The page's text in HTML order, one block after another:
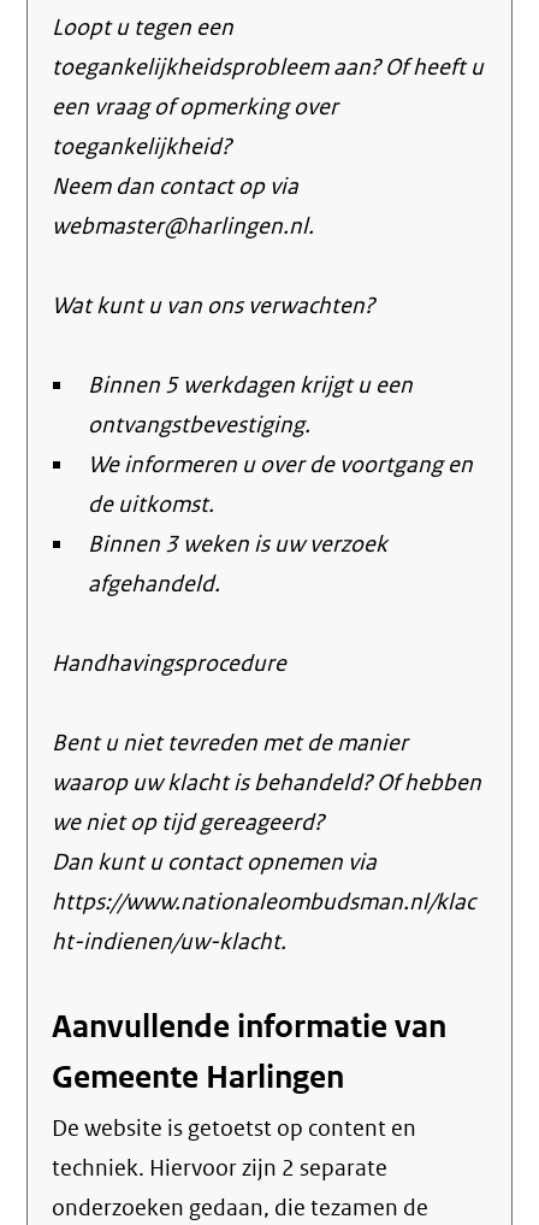
Loopt u tegen een
toegankelijkheidsprobleem aan? Of heeft u
een vraag of opmerking over
toegankelijkheid?
Neem dan contact op via
webmaster@harlingen.nl.
Wat kunt u van ons verwachten?
Binnen 5 werkdagen krijgt u een
ontvangstbevestiging.
We informeren u over de voortgang en
de uitkomst.
Binnen 3 weken is uw verzoek
afgehandeld.
Handhavingsprocedure
Bent u niet tevreden met de manier
waarop uw klacht is behandeld? Of hebben
we niet op tijd gereageerd?
Dan kunt u contact opnemen via
https://www.nationaleombudsman.nl/klac
ht-indienen/uw-klacht.
Aanvullende informatie van
Gemeente Harlingen
De website is getoetst op content en
techniek. Hiervoor zijn 2 separate
onderzoeken gedaan, die tezamen de